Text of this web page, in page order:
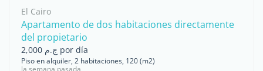
El Cairo
Apartamento de dos habitaciones directamente
del propietario
ج.م 2,000 por día
Piso en alquiler, 2 habitaciones, 120 (m2)
la semana pasada